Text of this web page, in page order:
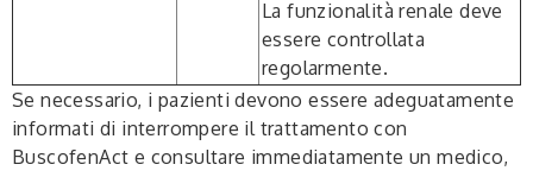
La funzionalità renale deve
essere controllata
regolarmente.
Se necessario, i pazienti devono essere adeguatamente
informati di interrompere il trattamento con
BuscofenAct e consultare immediatamente un medico,